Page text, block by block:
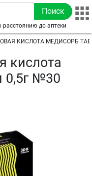
расстоянию до аптеки
КИСЛОТА МЕДИСОРБ
кислота
0,5г №30